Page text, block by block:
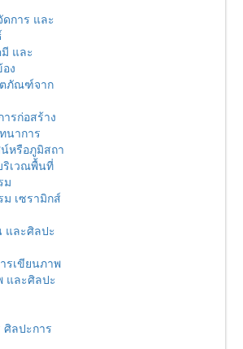
การ และ
และ
ง
ตภัณฑ์จาก
รก่อสร้าง
นาการ
หรือภูมิสถา
ริเวณพื้นที่
ม
เซรามิกส์
และศิลปะ
รเขียนภาพ
และศิลปะ
ลปะการ